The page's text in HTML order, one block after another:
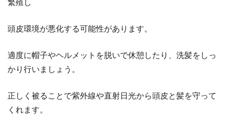
頭皮環境が悪化する可能性があります。
適度に帽子やヘルメットを脱いで休憩したり、洗髪をしっ
かり行いましょう。
正しく被ることで紫外線や直射日光から頭皮と髪を守って
くれます。